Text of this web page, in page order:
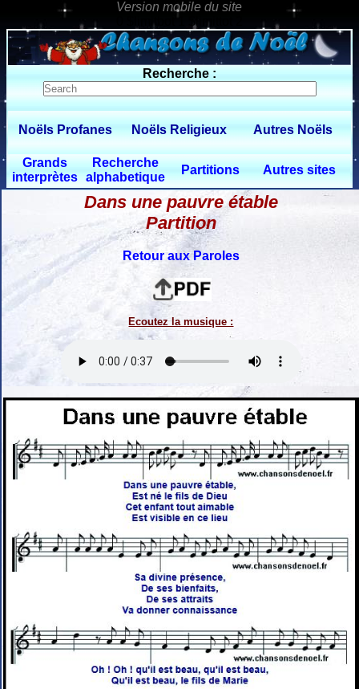
0 $limitbot 1 $limittot 2
Recherche :
Noëls Profanes Noëls Religieux Autres Noëls
Grands
interprètes
Recherche
alphabetique
Partitions Autres sites
Dans une pauvre étable
Partition
Retour aux Paroles
Ecoutez la musique :